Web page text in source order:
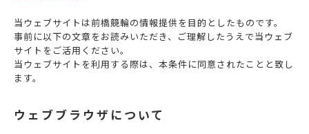
当ウェブサイトは前橋競輪の情報提供を目的としたものです。
事前に以下の文章をお読みいただき、ご理解したうえで当ウェブ
サイトをご活用ください。
当ウェブサイトを利用する際は、本条件に同意されたことと致し
ます。
ウェブブラウザについて